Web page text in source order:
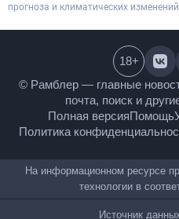
прогноза и климатических
© Рамблер — главные
гороскопы, почта, поиск
Полная версияПомощь
Политика
18+
На информационном
рекомендательные